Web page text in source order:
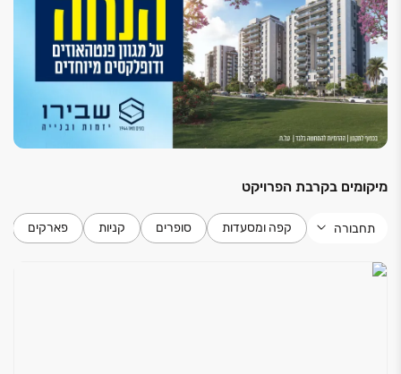
מיקומים בקרבת הפרויקט
תחבורה קפה ומסעדות סופרים קניות פארקים